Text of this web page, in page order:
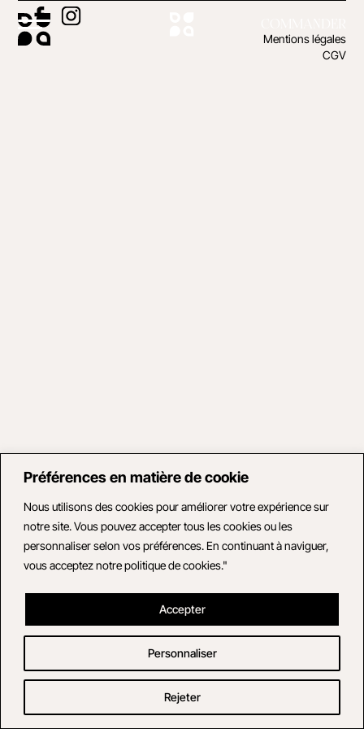
Préférences en matière de cookie
Nous utilisons des cookies pour améliorer votre expérience sur
notre site. Vous pouvez accepter tous les cookies ou les
personnaliser selon vos préférences. En continuant à naviguer,
vous acceptez notre politique de cookies."
Personnaliser
Rejeter
Accepter
Mentions légales
CGV